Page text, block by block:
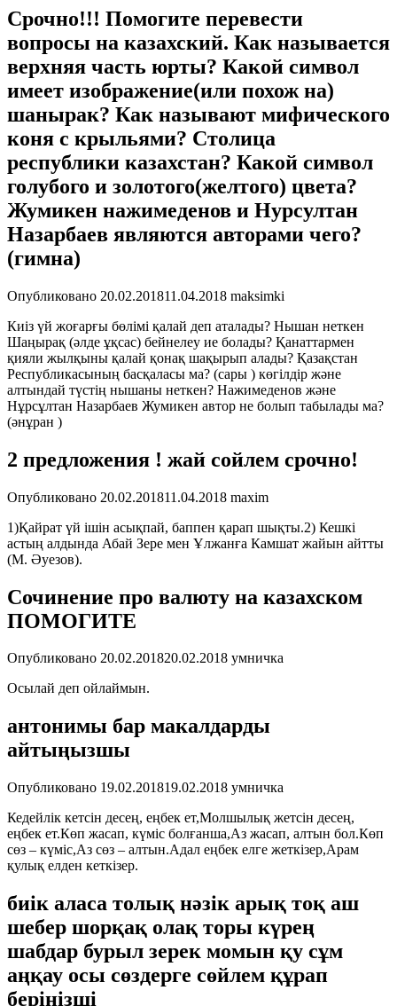
Срочно!!! Помогите перевести
вопросы на казахский. Как называется
верхняя часть юрты? Какой символ
имеет изображение(или похож на)
шанырак? Как называют мифического
коня с крыльями? Столица
республики казахстан? Какой символ
голубого и золотого(желтого) цвета?
Жумикен нажимеденов и Нурсултан
Назарбаев являются авторами чего?
(гимна)
Опубликовано 20.02.201811.04.2018 maksimki
Киiз үй жоғарғы бөлiмi қалай деп аталады? Нышан неткен
Шаңырақ (әлде ұқсас) бейнелеу ие болады? Қанаттармен
қияли жылқыны қалай қонақ шақырып алады? Қазақстан
Республикасының басқаласы ма? (сары ) көгiлдiр және
алтындай түстiң нышаны неткен? Нажимеденов және
Нұрсұлтан Назарбаев Жумикен автор не болып табылады ма?
(әнұран )
2 предложения ! жай сойлем срочно!
Опубликовано 20.02.201811.04.2018 maxim
1)Қайрат үй ішін асықпай, баппен қарап шықты.2) Кешкі
астың алдында Абай Зере мен Ұлжанға Камшат жайын айтты
(М. Әуезов).
Сочинение про валюту на казахском
ПОМОГИТЕ
Опубликовано 20.02.201820.02.2018 умничка
Осылай деп ойлаймын.
антонимы бар макалдарды
айтыңызшы
Опубликовано 19.02.201819.02.2018 умничка
Кедейлік кетсін десең, еңбек ет,Молшылық жетсін десең,
еңбек ет.Көп жасап, күміс болғанша,Аз жасап, алтын бол.Көп
сөз – күміс,Аз сөз – алтын.Адал еңбек елге жеткізер,Арам
қулық елден кеткізер.
биік аласа толық нәзік арық тоқ аш
шебер шорқақ олақ торы күрең
шабдар бурыл зерек момын қу сұм
аңқау осы сөздерге сөйлем құрап
берінізші